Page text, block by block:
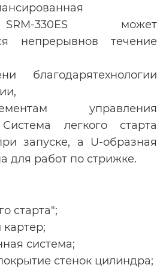
330ES может
непрерывнов течение
благодарятехнологии
управления
легкого старта
запуске, а U-образная
для работ по стрижке.
старта";
система;
стенок цилиндра;